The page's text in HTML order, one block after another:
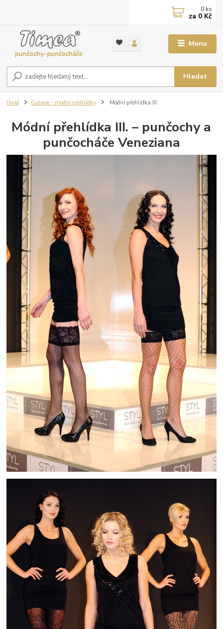
Menu
Hledat
0 ks
za 0 Kč
Úvod Galerie - módní přehlídky Módní přehlídka III.
Módní přehlídka III. – punčochy a
punčocháče Veneziana